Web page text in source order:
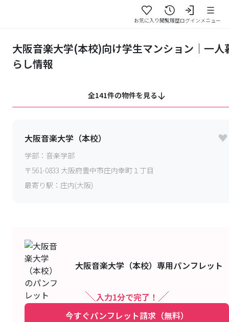
お気に入り閲覧履歴ログインメニュー
大阪音楽大学(本校)向け学生マンション｜一人
らし情報
全141件の物件を見る
大阪音楽大学（本校）
学部： 音楽学部
〒561-0833 大阪府豊中市庄内幸町１丁目
最寄り駅： 庄内(大阪)
大阪音楽大学（本校） 専用パンフレット
入力1分で完了！
今すぐパンフレット請求（無料）